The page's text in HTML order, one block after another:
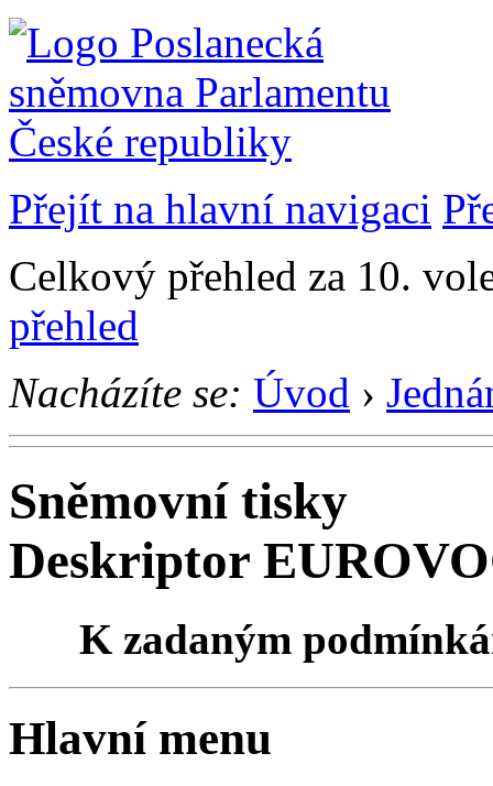
Přejít na hlavní navigaci
Celkový přehled za 10.
přehled
Nacházíte se: Úvod ›
Sněmovní tisky
Deskriptor
K zadaným
Hlavní menu